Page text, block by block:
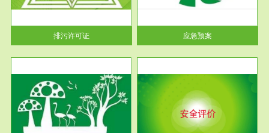
排污许可证
法》第十九条 企业事业单位应
当按照...
应急预案
服务范围
安全评价